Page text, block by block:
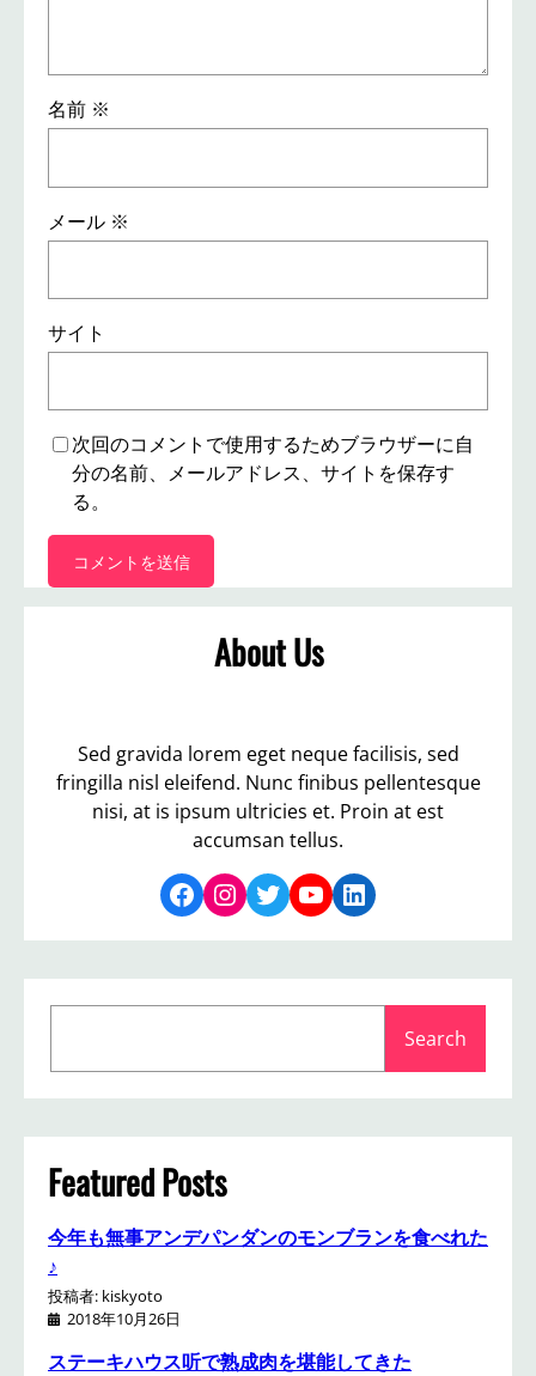
名前 ※
メール ※
サイト
次回のコメントで使用するためブラウザーに自
分の名前、メールアドレス、サイトを保存す
る。
About Us
Sed gravida lorem eget neque facilisis, sed
fringilla nisl eleifend. Nunc finibus pellentesque
nisi, at is ipsum ultricies et. Proin at est
accumsan tellus.
Facebook Instagram Twitter YouTube LinkedIn
a
r
c
h
Search
Featured Posts
今年も無事アンデパンダンのモンブランを食べれた
♪
投稿者: kiskyoto
2018年10月26日
ステーキハウス听で熟成肉を堪能してきた